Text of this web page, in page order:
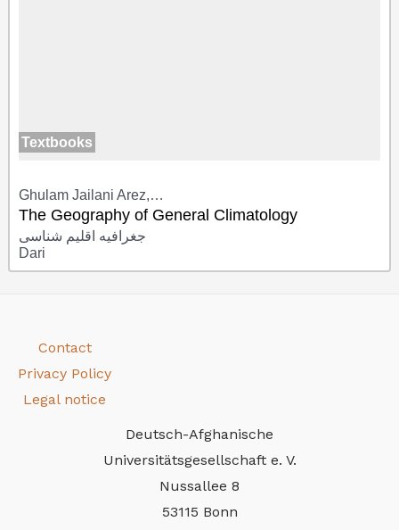
Textbooks
Ghulam Jailani Arez,…
The Geography of General Climatology
جغرافیه اقلیم شناسی
Dari
Contact
Privacy Policy
Legal notice
Deutsch-Afghanische
Universitätsgesellschaft e. V.
Nussallee 8
53115 Bonn